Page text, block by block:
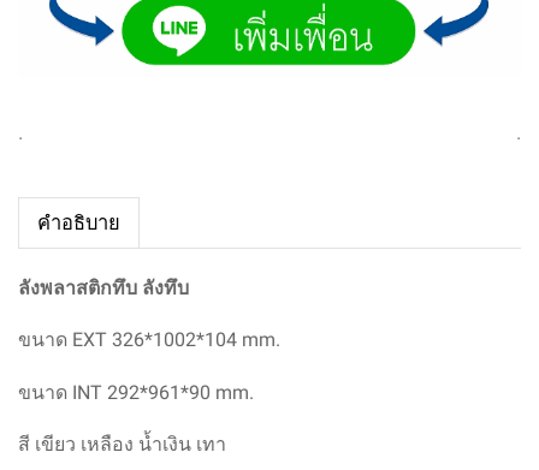
. .
คำอธิบาย
ลังพลาสติกทึบ ลังทึบ
ขนาด EXT 326*1002*104 mm.
ขนาด INT 292*961*90 mm.
สี เขียว เหลือง น้ำเงิน เทา